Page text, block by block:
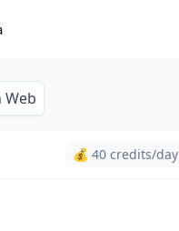
Web
💰 40 credits/day